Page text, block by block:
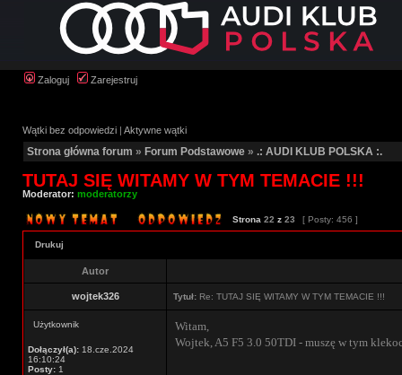
Zaloguj Zarejestruj
Wątki bez odpowiedzi | Aktywne wątki
Strona główna forum » Forum Podstawowe » .: AUDI KLUB POLSKA :.
TUTAJ SIĘ WITAMY W TYM TEMACIE !!!
Moderator: moderatorzy
Strona 22 z 23 [ Posty: 456 ]
Drukuj
Autor
wojtek326 Tytuł: Re: TUTAJ SIĘ WITAMY W TYM TEMACIE !!!
Użytkownik
Dołączył(a): 18.cze.2024
16:10:24
Posty: 1
Witam,
Wojtek, A5 F5 3.0 50TDI - muszę w tym